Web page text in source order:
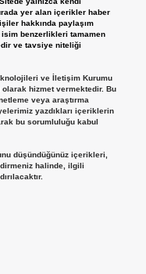
yer alan içerikler haber
hakkında paylaşım
benzerlikleri tamamen
ve tavsiye niteliği
ve İletişim Kurumu
olarak hizmet vermektedir. Bu
veya araştırma
yazdıkları içeriklerin
bu sorumluluğu kabul
düşündüğünüz içerikleri,
halinde, ilgili